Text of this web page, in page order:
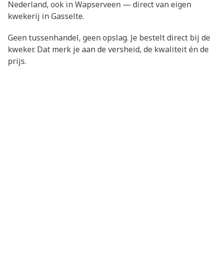
Nederland, ook in Wapserveen — direct van eigen
kwekerij in Gasselte.
Geen tussenhandel, geen opslag. Je bestelt direct bij de
kweker. Dat merk je aan de versheid, de kwaliteit én de
prijs.